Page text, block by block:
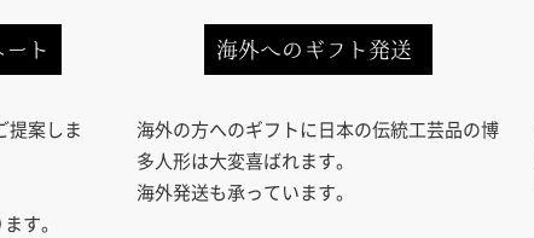
ト
提案しま
す。
海外へのギフト発送
海外の方へのギフトに日本の伝統工芸品の博
多人形は大変喜ばれます。
海外発送も承っています。